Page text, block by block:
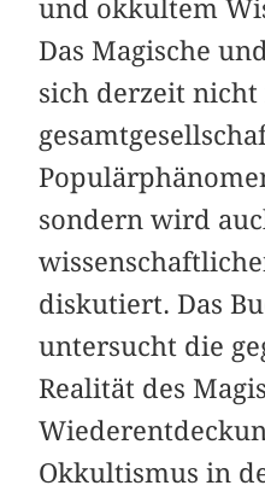
und okkultem
Das Magische
sich derzeit
sondern wird
diskutiert. Das
untersucht die
Realität des
Okkultismus in